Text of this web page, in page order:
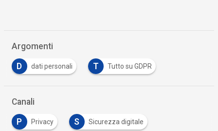
Argomenti
D dati personali T Tutto su GDPR
Canali
P Privacy S Sicurezza digitale